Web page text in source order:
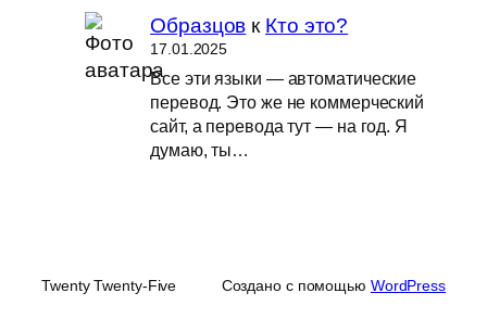
Образцов к Кто это?
17.01.2025
Все эти языки — автоматические
перевод. Это же не коммерческий
сайт, а перевода тут — на год. Я
думаю, ты…
Twenty Twenty-Five Создано с помощью WordPress